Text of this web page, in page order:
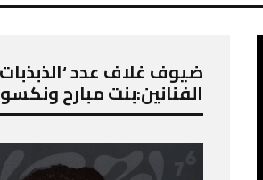
الفنانين:بنت مبارح ونكسو